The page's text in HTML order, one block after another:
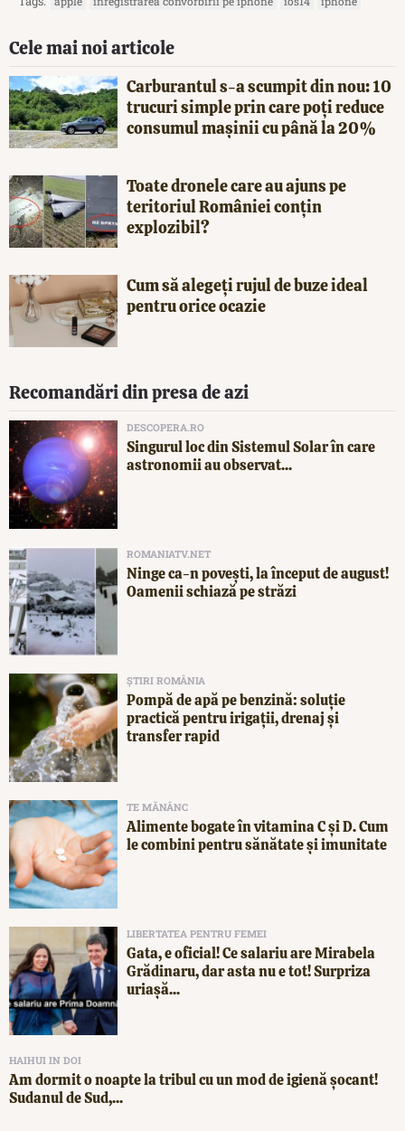
Cele mai noi articole
Carburantul s-a scumpit din nou: 10
trucuri simple prin care poți reduce
consumul mașinii cu până la 20%
Toate dronele care au ajuns pe
teritoriul României conțin
explozibil?
Cum să alegeți rujul de buze ideal
pentru orice ocazie
Recomandări din presa de azi
DESCOPERA.RO
Singurul loc din Sistemul Solar în care
astronomii au observat...
ROMANIATV.NET
Ninge ca-n povești, la început de august!
Oamenii schiază pe străzi
ȘTIRI ROMÂNIA
Pompă de apă pe benzină: soluție
practică pentru irigații, drenaj și
transfer rapid
TE MĂNÂNC
Alimente bogate în vitamina C și D. Cum
le combini pentru sănătate și imunitate
LIBERTATEA PENTRU FEMEI
Gata, e oficial! Ce salariu are Mirabela
Grădinaru, dar asta nu e tot! Surpriza
uriașă...
HAIHUI IN DOI
Am dormit o noapte la tribul cu un mod de igienă șocant!
Sudanul de Sud,...